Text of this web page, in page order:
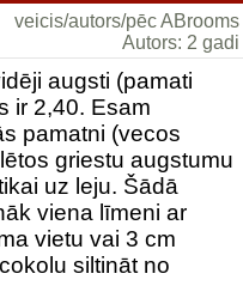
veicis/autors/pēc ABrooms
Autors: 2 gadi
augsti (pamati
ir 2,40. Esam
pamatni (vecos
griestu augstumu
uz leju. Šādā
viena līmeni ar
vietu vai 3 cm
siltināt no